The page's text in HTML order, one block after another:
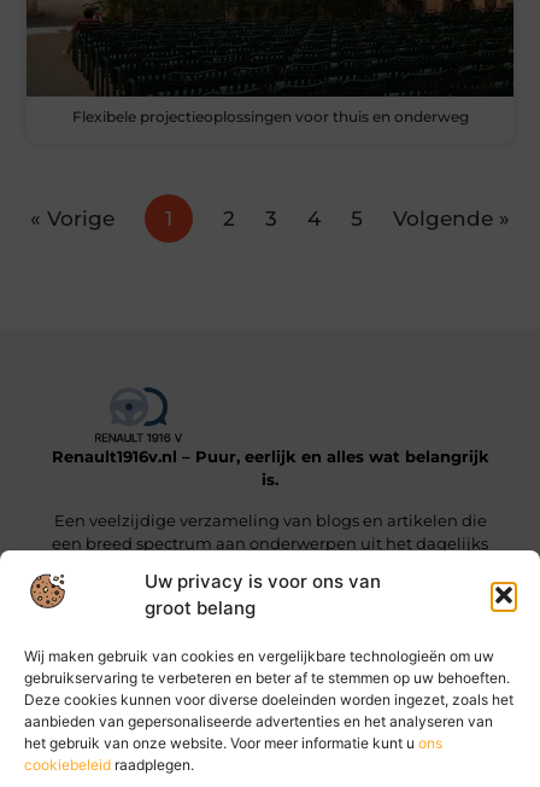
Uw privacy is voor ons van
groot belang
Wij maken gebruik van cookies en vergelijkbare technologieën om uw
gebruikservaring te verbeteren en beter af te stemmen op uw behoeften.
Deze cookies kunnen voor diverse doeleinden worden ingezet, zoals het
aanbieden van gepersonaliseerde advertenties en het analyseren van
het gebruik van onze website. Voor meer informatie kunt u ons
cookiebeleid raadplegen.
Flexibele projectieoplossingen voor thuis en onderweg
« Vorige 1 2 3 4 5 Volgende »
Renault1916v.nl – Puur, eerlijk en alles wat belangrijk
is.
Een veelzijdige verzameling van blogs en artikelen die
een breed spectrum aan onderwerpen uit het dagelijks
Onze informatie
Bericht categorie